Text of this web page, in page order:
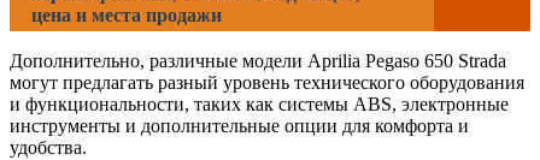
цена и места продажи
Дополнительно, различные модели Aprilia Pegaso 650 Strada
могут предлагать разный уровень технического оборудования
и функциональности, таких как системы ABS, электронные
инструменты и дополнительные опции для комфорта и
удобства.